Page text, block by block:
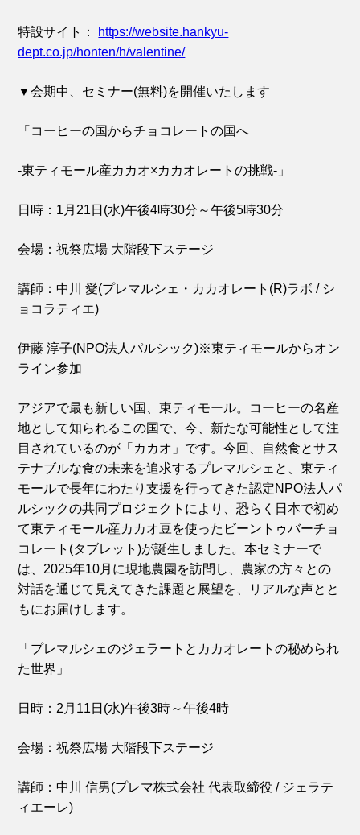
特設サイト： https://website.hankyu-
dept.co.jp/honten/h/valentine/
▼会期中、セミナー(無料)を開催いたします
「コーヒーの国からチョコレートの国へ
-東ティモール産カカオ×カカオレートの挑戦-」
日時：1月21日(水)午後4時30分～午後5時30分
会場：祝祭広場 大階段下ステージ
講師：中川 愛(プレマルシェ・カカオレート(R)ラボ / シ
ョコラティエ)
伊藤 淳子(NPO法人パルシック)※東ティモールからオン
ライン参加
アジアで最も新しい国、東ティモール。コーヒーの名産
地として知られるこの国で、今、新たな可能性として注
目されているのが「カカオ」です。今回、自然食とサス
テナブルな食の未来を追求するプレマルシェと、東ティ
モールで長年にわたり支援を行ってきた認定NPO法人パ
ルシックの共同プロジェクトにより、恐らく日本で初め
て東ティモール産カカオ豆を使ったビーントゥバーチョ
コレート(タブレット)が誕生しました。本セミナーで
は、2025年10月に現地農園を訪問し、農家の方々との
対話を通じて見えてきた課題と展望を、リアルな声とと
もにお届けします。
「プレマルシェのジェラートとカカオレートの秘められ
た世界」
日時：2月11日(水)午後3時～午後4時
会場：祝祭広場 大階段下ステージ
講師：中川 信男(プレマ株式会社 代表取締役 / ジェラテ
ィエーレ)